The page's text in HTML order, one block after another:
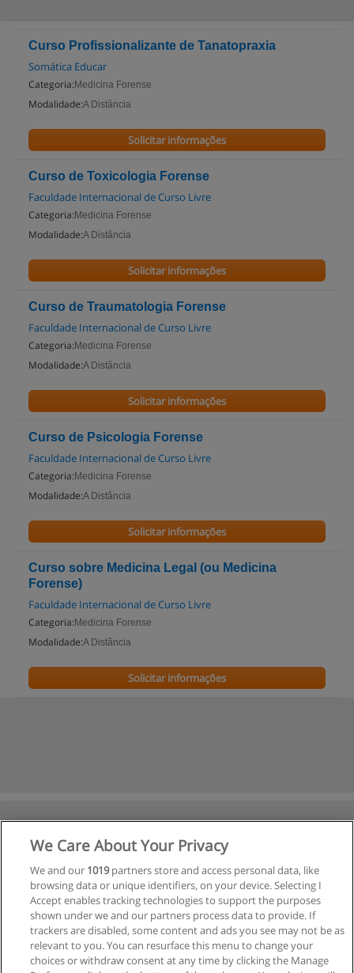
Curso Profissionalizante de Tanatopraxia
Somática Educar
Categoria: Medicina Forense
Modalidade:A Distância
Solicitar informações
Curso de Toxicologia Forense
Faculdade Internacional de Curso Livre
Categoria: Medicina Forense
Modalidade:A Distância
Solicitar informações
Curso de Traumatologia Forense
Faculdade Internacional de Curso Livre
Categoria: Medicina Forense
Modalidade:A Distância
Solicitar informações
Curso de Psicologia Forense
Faculdade Internacional de Curso Livre
Categoria: Medicina Forense
Modalidade:A Distância
Solicitar informações
Curso sobre Medicina Legal (ou Medicina
Forense)
Faculdade Internacional de Curso Livre
Categoria: Medicina Forense
Modalidade:A Distância
Solicitar informações
We Care About Your Privacy
We and our 1019partners store and access personal data, like
browsing data or unique identifiers, on your device. Selecting I
Accept enables tracking technologies to support the purposes
shown under we and our partners process data to provide. If
trackers are disabled, some content and ads you see may not be as
relevant to you. You can resurface this menu to change your
choices or withdraw consent at any time by clicking the Manage